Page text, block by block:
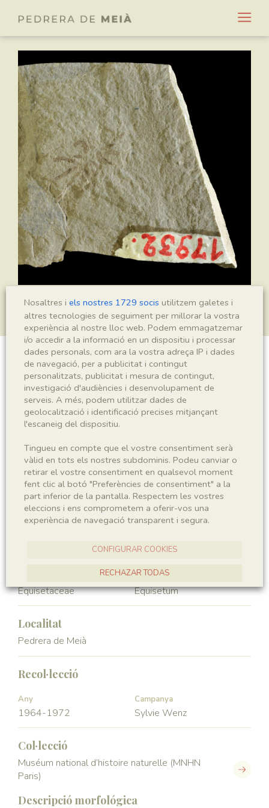
Equisetum sp.
Sigla
Taxonomia
Regne
Plantae
Phyllum
Monilophyta
Equisetales
Equisetaceae
Génere
Equisetum
Localitat
Pedrera de Meià
Recol·lecció
Any
1964-1972
Campanya
Sylvie Wenz
Col·lecció
Muséum national d’histoire naturelle (MNHN
Paris)
Descripció morfológica
Nosaltres i els nostres 1729 socis utilitzem galetes i
altres tecnologies de seguiment per millorar la vostra
experiència al nostre lloc web. Podem emmagatzemar
i/o accedir a la informació en un dispositiu i processar
dades personals, com ara la vostra adreça IP i dades
de navegació, per a publicitat i contingut
personalitzats, publicitat i mesura de contingut,
investigació d'audiències i desenvolupament de
serveis. A més, podem utilitzar dades de
geolocalització i identificació precises mitjançant
l'escaneig del dispositiu.
Tingueu en compte que el vostre consentiment serà
vàlid en tots els nostres subdominis. Podeu canviar o
retirar el vostre consentiment en qualsevol moment
fent clic al botó "Preferències de consentiment" a la
part inferior de la pantalla. Respectem les vostres
eleccions i ens comprometem a oferir-vos una
experiència de navegació transparent i segura.
CONFIGURAR COOKIES
RECHAZAR TODAS
ACCEPTAR TOTES